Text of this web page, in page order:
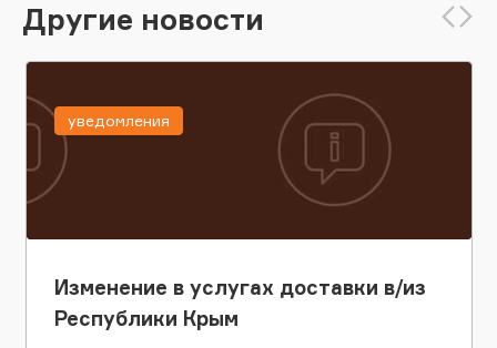
Другие новости
Изменение в услугах доставки в/из
Республики Крым
уведомления